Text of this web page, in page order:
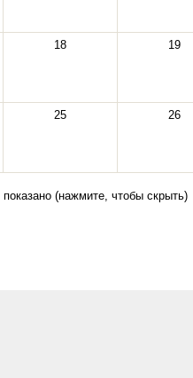
18 19
25 26
показано (нажмите, чтобы скрыть)